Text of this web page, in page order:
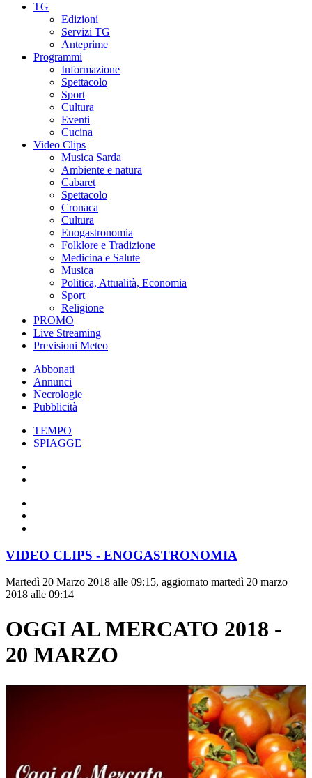
TG
Edizioni
Servizi TG
Anteprime
Programmi
Informazione
Spettacolo
Sport
Cultura
Eventi
Cucina
Video Clips
Musica Sarda
Ambiente e natura
Cabaret
Spettacolo
Cronaca
Cultura
Enogastronomia
Folklore e Tradizione
Medicina e Salute
Musica
Politica, Attualità, Economia
Sport
Religione
PROMO
Live Streaming
Previsioni Meteo
Abbonati
Annunci
Necrologie
Pubblicità
TEMPO
SPIAGGE
VIDEO CLIPS - ENOGASTRONOMIA
Martedì 20 Marzo 2018 alle 09:15, aggiornato martedì 20 marzo
2018 alle 09:14
OGGI AL MERCATO 2018 -
20 MARZO